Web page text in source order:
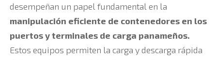
desempeñan un papel fundamental en la
manipulación eficiente de contenedores en los
puertos y terminales de carga panameños.
Estos equipos permiten la carga y descarga rápida